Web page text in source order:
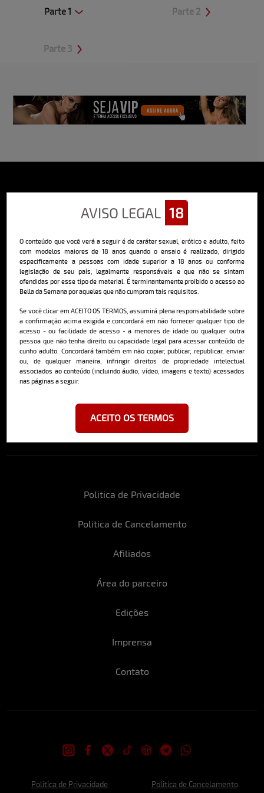
Parte 1 Parte 2
Parte 3
AVISO LEGAL 18
O conteúdo que você verá a seguir é de caráter sexual, erótico e adulto, feito
com modelos maiores de 18 anos quando o ensaio é realizado, dirigido
especificamente a pessoas com idade superior a 18 anos ou conforme
legislação de seu país, legalmente responsáveis e que não se sintam
ofendidas por esse tipo de material. É terminantemente proibido o acesso ao
Bella da Semana por aqueles que não cumpram tais requisitos.
Se você clicar em ACEITO OS TERMOS, assumirá plena responsabilidade sobre
a confirmação acima exigida e concordará em não fornecer qualquer tipo de
acesso - ou facilidade de acesso - a menores de idade ou qualquer outra
pessoa que não tenha direito ou capacidade legal para acessar conteúdo de
cunho adulto. Concordará também em não copiar, publicar, republicar, enviar
ou, de qualquer maneira, infringir direitos de propriedade intelectual
associados ao conteúdo (incluindo áudio, vídeo, imagens e texto) acessados
nas páginas a seguir.
ACEITO OS TERMOS
Sobre o Bella
O Bella da Semana é a maior e mais longeva revista masculina digital
qualidade, além de conteúdo editorial sobre saúde, esportes, moda,
comportamento, relacionamentos, tecnologia e erotismo.
Saiba mais
Politica de Privacidade
Politica de Cancelamento
Afiliados
Área do parceiro
Edições
Imprensa
Contato
Cadastre-se e receba a mais
deliciosa newsletter da internet
Ao se cadastrar, você concorda em receber emails da Bella da Semana
e aceita nossos termos de uso da web e política de privacidade e
Politica de Privacidade Politica de Cancelamento